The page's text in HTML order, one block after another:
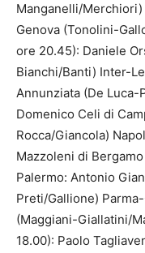
Manganelli/
Genova (Tonolini-
ore 20.45): Daniele
Bianchi/Banti) Inter-
Annunziata (De
Domenico Celi di
Rocca/Giancola)
Mazzoleni di
Palermo: Antonio
Preti/Gallione)
(Maggiani-Giallatini/
18.00): Paolo